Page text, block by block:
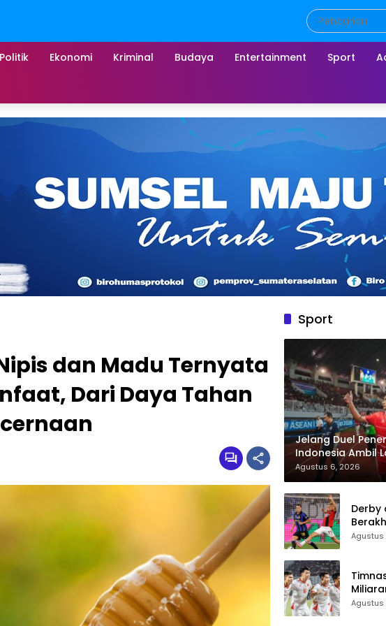
Politik Ekonomi Kriminal Budaya Entertainment Sport
dan Madu Ternyata
Dari Daya Tahan
Sport
Jelang Duel
Indonesia Ambil
Hadapi
Agustus 6, 2026
Derby
Milan
Agustus
Agustus